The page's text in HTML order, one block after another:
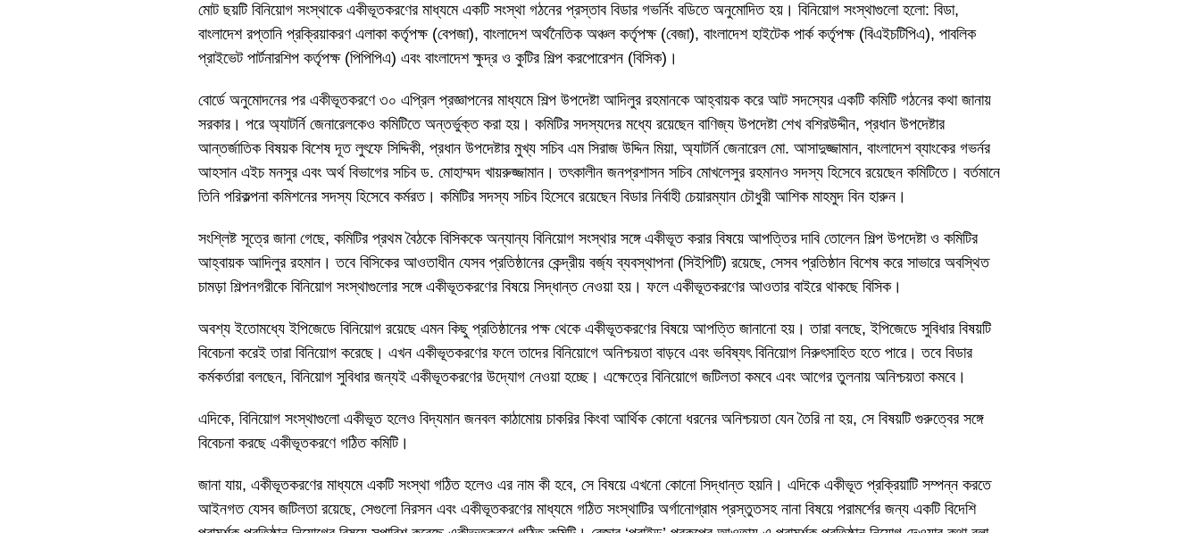
মোট ছয়টি বিনিয়োগ সংস্থাকে একীভূতকরণের মাধ্যমে একটি সংস্থা গঠনের প্রস্তাব বিডার গভর্নিং বডিতে অনুমোদিত হয়। বিনিয়োগ সংস্থাগুলো হলো: বিডা,
বাংলাদেশ রপ্তানি প্রক্রিয়াকরণ এলাকা কর্তৃপক্ষ (বেপজা), বাংলাদেশ অর্থনৈতিক অঞ্চল কর্তৃপক্ষ (বেজা), বাংলাদেশ হাইটেক পার্ক কর্তৃপক্ষ (বিএইচটিপিএ), পাবলিক
প্রাইভেট পার্টনারশিপ কর্তৃপক্ষ (পিপিপিএ) এবং বাংলাদেশ ক্ষুদ্র ও কুটির শিল্প করপোরেশন (বিসিক)।
বোর্ডে অনুমোদনের পর একীভূতকরণে ৩০ এপ্রিল প্রজ্ঞাপনের মাধ্যমে শিল্প উপদেষ্টা আদিলুর রহমানকে আহ্বায়ক করে আট সদস্যের একটি কমিটি গঠনের কথা জানায়
সরকার। পরে অ্যাটর্নি জেনারেলকেও কমিটিতে অন্তর্ভুক্ত করা হয়। কমিটির সদস্যদের মধ্যে রয়েছেন বাণিজ্য উপদেষ্টা শেখ বশিরউদ্দীন, প্রধান উপদেষ্টার
আন্তর্জাতিক বিষয়ক বিশেষ দূত লুৎফে সিদ্দিকী, প্রধান উপদেষ্টার মুখ্য সচিব এম সিরাজ উদ্দিন মিয়া, অ্যাটর্নি জেনারেল মো. আসাদুজ্জামান, বাংলাদেশ ব্যাংকের গভর্নর
আহসান এইচ মনসুর এবং অর্থ বিভাগের সচিব ড. মোহাম্মদ খায়রুজ্জামান। তৎকালীন জনপ্রশাসন সচিব মোখলেসুর রহমানও সদস্য হিসেবে রয়েছেন কমিটিতে। বর্তমানে
তিনি পরিকল্পনা কমিশনের সদস্য হিসেবে কর্মরত। কমিটির সদস্য সচিব হিসেবে রয়েছেন বিডার নির্বাহী চেয়ারম্যান চৌধুরী আশিক মাহমুদ বিন হারুন।
সংশ্লিষ্ট সূত্রে জানা গেছে, কমিটির প্রথম বৈঠকে বিসিককে অন্যান্য বিনিয়োগ সংস্থার সঙ্গে একীভূত করার বিষয়ে আপত্তির দাবি তোলেন শিল্প উপদেষ্টা ও কমিটির
আহ্বায়ক আদিলুর রহমান। তবে বিসিকের আওতাধীন যেসব প্রতিষ্ঠানের কেন্দ্রীয় বর্জ্য ব্যবস্থাপনা (সিইপিটি) রয়েছে, সেসব প্রতিষ্ঠান বিশেষ করে সাভারে অবস্থিত
চামড়া শিল্পনগরীকে বিনিয়োগ সংস্থাগুলোর সঙ্গে একীভূতকরণের বিষয়ে সিদ্ধান্ত নেওয়া হয়। ফলে একীভূতকরণের আওতার বাইরে থাকছে বিসিক।
অবশ্য ইতোমধ্যে ইপিজেডে বিনিয়োগ রয়েছে এমন কিছু প্রতিষ্ঠানের পক্ষ থেকে একীভূতকরণের বিষয়ে আপত্তি জানানো হয়। তারা বলছে, ইপিজেডে সুবিধার বিষয়টি
বিবেচনা করেই তারা বিনিয়োগ করেছে। এখন একীভূতকরণের ফলে তাদের বিনিয়োগে অনিশ্চয়তা বাড়বে এবং ভবিষ্যৎ বিনিয়োগ নিরুৎসাহিত হতে পারে। তবে বিডার
কর্মকর্তারা বলছেন, বিনিয়োগ সুবিধার জন্যই একীভূতকরণের উদ্যোগ নেওয়া হচ্ছে। এক্ষেত্রে বিনিয়োগে জটিলতা কমবে এবং আগের তুলনায় অনিশ্চয়তা কমবে।
এদিকে, বিনিয়োগ সংস্থাগুলো একীভূত হলেও বিদ্যমান জনবল কাঠামোয় চাকরির কিংবা আর্থিক কোনো ধরনের অনিশ্চয়তা যেন তৈরি না হয়, সে বিষয়টি গুরুত্বের সঙ্গে
বিবেচনা করছে একীভূতকরণে গঠিত কমিটি।
জানা যায়, একীভূতকরণের মাধ্যমে একটি সংস্থা গঠিত হলেও এর নাম কী হবে, সে বিষয়ে এখনো কোনো সিদ্ধান্ত হয়নি। এদিকে একীভূত প্রক্রিয়াটি সম্পন্ন করতে
আইনগত যেসব জটিলতা রয়েছে, সেগুলো নিরসন এবং একীভূতকরণের মাধ্যমে গঠিত সংস্থাটির অর্গানোগ্রাম প্রস্তুতসহ নানা বিষয়ে পরামর্শের জন্য একটি বিদেশি